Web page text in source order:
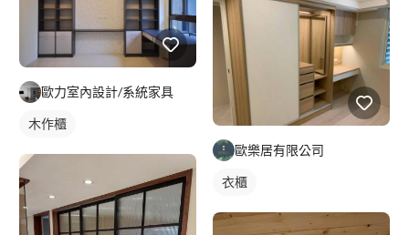
歐力室內設計/系統家具
木作櫃
歐樂居有限公司
衣櫃